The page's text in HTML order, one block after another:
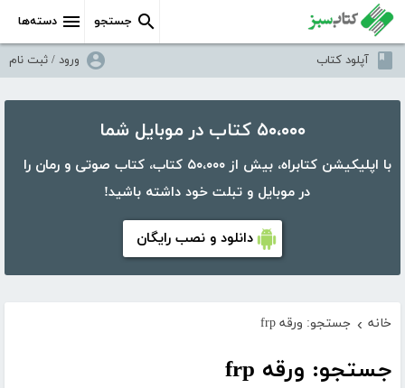
دسته‌ها جستجو
آپلود کتاب ورود / ثبت نام
۵۰،۰۰۰ کتاب در موبایل شما
با اپلیکیشن کتابراه، بیش از ۵۰،۰۰۰ کتاب، کتاب صوتی و رمان را
در موبایل و تبلت خود داشته باشید!
دانلود و نصب رایگان
خانه › جستجو: ورقه frp
جستجو: ورقه frp